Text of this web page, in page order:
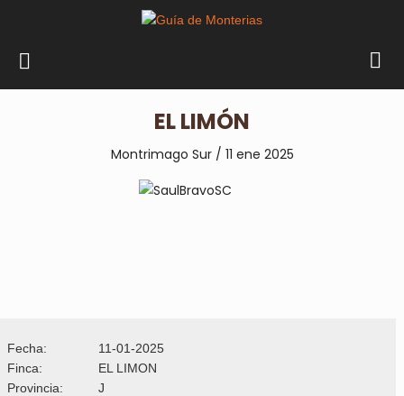
EL LIMÓN
Montrimago Sur / 11 ene 2025
Fecha:
11-01-2025
Finca:
EL LIMON
Provincia:
J